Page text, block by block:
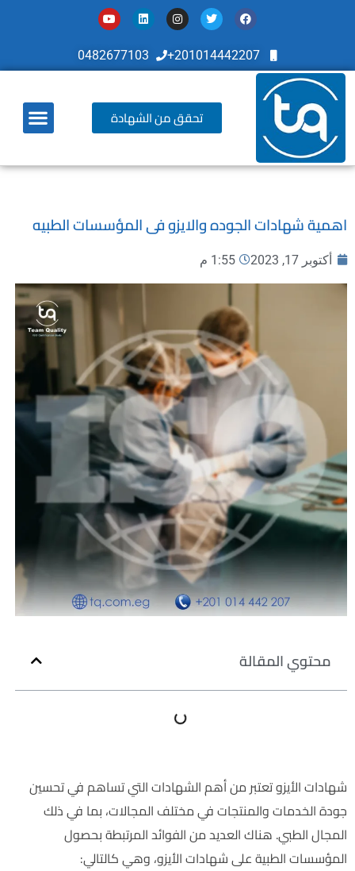
201014442207+
0482677103
تحقق من الشهادة
اهمية شهادات الجوده والايزو فى المؤسسات الطبيه
أكتوبر 17, 2023 1:55 م
محتوي المقالة
شهادات الأيزو تعتبر من أهم الشهادات التي تساهم في تحسين
جودة الخدمات والمنتجات في مختلف المجالات، بما في ذلك
المجال الطبي. هناك العديد من الفوائد المرتبطة بحصول
المؤسسات الطبية على شهادات الأيزو، وهي كالتالي: